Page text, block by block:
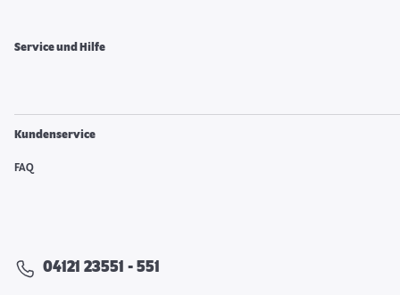
Service und Hilfe
Kundenservice
FAQ
04121 23551 - 551